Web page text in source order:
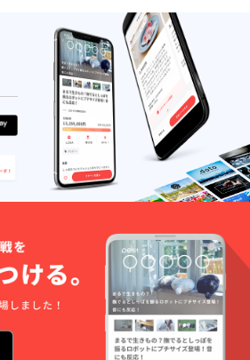
の上ご
支援く
ださ
い。
（せっ
かくな
ので、
メッ
セージ
ぐらい
は送ら
せてい
ただき
ます）
は自己
負担で
お願い
しま
す。
分かる
スク
リーン
ショッ
ト画面
（アカ
ウント
名がわ
かるも
の）を
保存し
ておい
てくだ
さい。
してい
るクマ
ハロ
キャプ
テンが
確認し
たら、
記念撮
影しま
名称：
夜空の
雫（よ
ぞらの
しず
く） サ
イズ：
手のひ
らサイ
ズ 原材
料名：
砂糖
（国内
製
レモン
果汁、
寒天、
ぶどう
糖、で
んぷ
ん、デ
キスト
リン、